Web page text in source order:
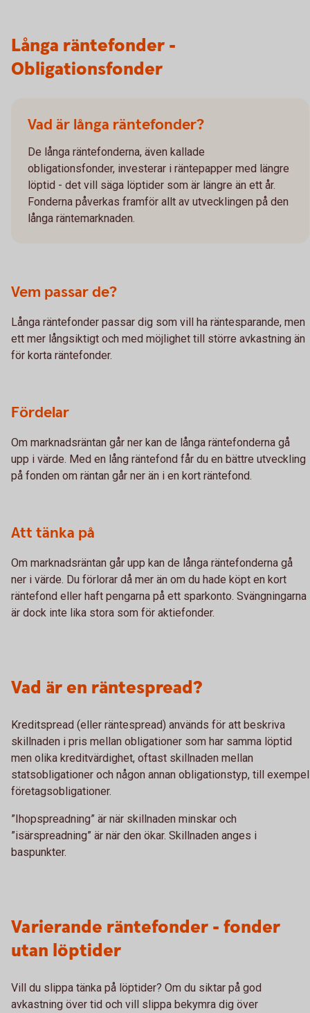
Långa räntefonder -
Obligationsfonder
Vad är långa räntefonder?
De långa räntefonderna, även kallade
obligationsfonder, investerar i räntepapper med längre
löptid - det vill säga löptider som är längre än ett år.
Fonderna påverkas framför allt av utvecklingen på den
långa räntemarknaden.
Vem passar de?
Långa räntefonder passar dig som vill ha räntesparande, men
ett mer långsiktigt och med möjlighet till större avkastning än
för korta räntefonder.
Fördelar
Om marknadsräntan går ner kan de långa räntefonderna gå
upp i värde. Med en lång räntefond får du en bättre utveckling
på fonden om räntan går ner än i en kort räntefond.
Att tänka på
Om marknadsräntan går upp kan de långa räntefonderna gå
ner i värde. Du förlorar då mer än om du hade köpt en kort
räntefond eller haft pengarna på ett sparkonto. Svängningarna
är dock inte lika stora som för aktiefonder.
Vad är en räntespread?
Kreditspread (eller räntespread) används för att beskriva
skillnaden i pris mellan obligationer som har samma löptid
men olika kreditvärdighet, oftast skillnaden mellan
statsobligationer och någon annan obligationstyp, till exempel
företagsobligationer.
”Ihopspreadning” är när skillnaden minskar och
”isärspreadning” är när den ökar. Skillnaden anges i
baspunkter.
Varierande räntefonder - fonder
utan löptider
Vill du slippa tänka på löptider? Om du siktar på god
avkastning över tid och vill slippa bekymra dig över